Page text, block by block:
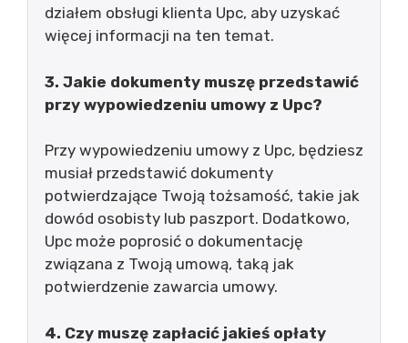
działem obsługi klienta Upc, aby uzyskać
więcej informacji na ten temat.
3. Jakie dokumenty muszę przedstawić
przy wypowiedzeniu umowy z Upc?
Przy wypowiedzeniu umowy z Upc, będziesz
musiał przedstawić dokumenty
potwierdzające Twoją tożsamość, takie jak
dowód osobisty lub paszport. Dodatkowo,
Upc może poprosić o dokumentację
związana z Twoją umową, taką jak
potwierdzenie zawarcia umowy.
4. Czy muszę zapłacić jakieś opłaty